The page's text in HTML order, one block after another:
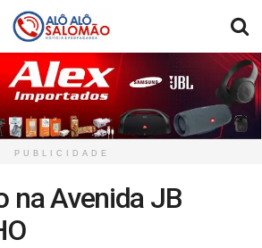
PUBLICIDADE
na Avenida JB